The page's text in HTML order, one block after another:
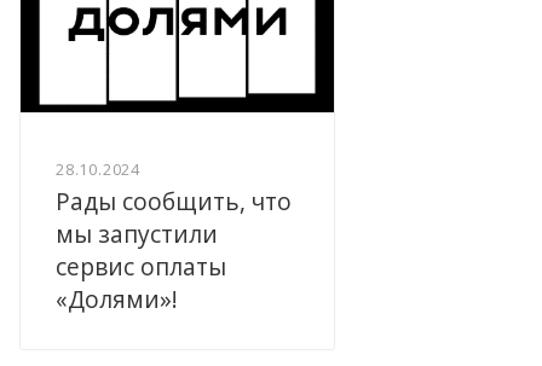
28.10.2024
Рады сообщить, что
мы запустили
сервис оплаты
«Долями»!